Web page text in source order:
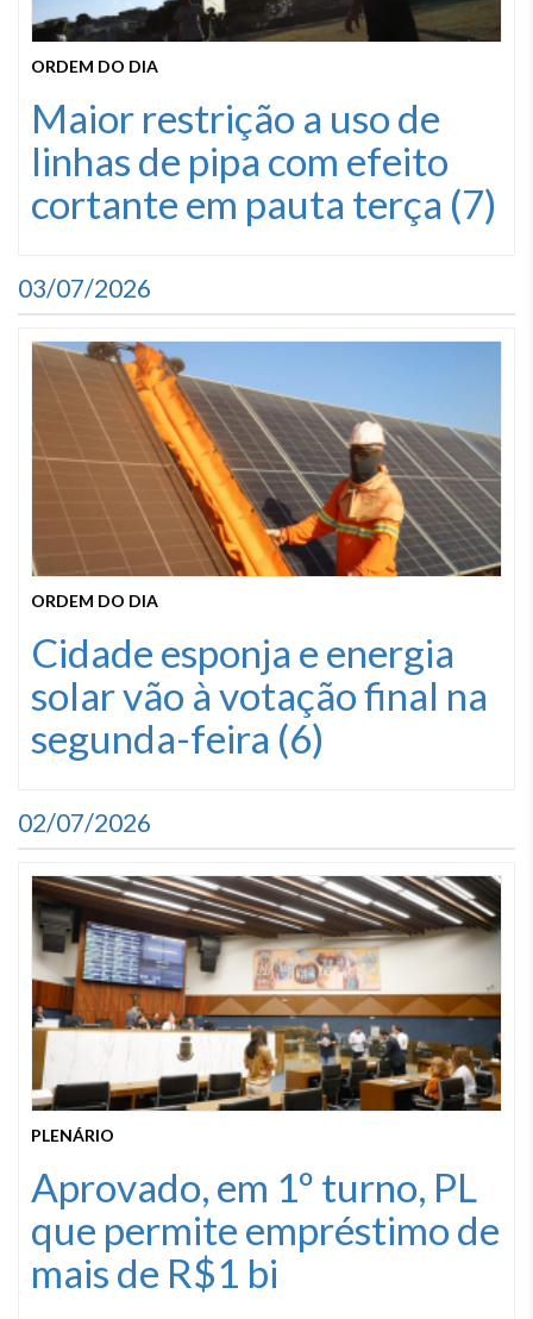
ORDEM DO DIA
Maior restrição a uso de
linhas de pipa com efeito
cortante em pauta terça (7)
03/07/2026
ORDEM DO DIA
Cidade esponja e energia
solar vão à votação final na
segunda-feira (6)
02/07/2026
PLENÁRIO
Aprovado, em 1º turno, PL
que permite empréstimo de
mais de R$1 bi